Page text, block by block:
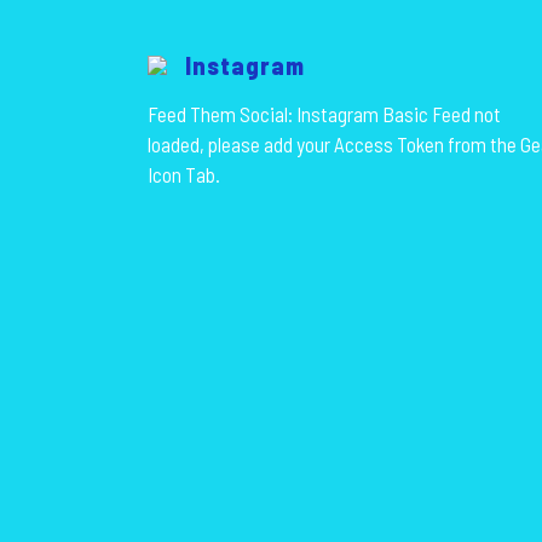
Instagram
Feed Them Social: Instagram Basic Feed not
loaded, please add your Access Token from the
Icon Tab.